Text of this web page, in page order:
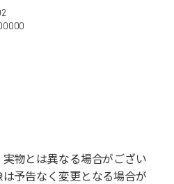
物とは異なる場合がござい
予告なく変更となる場合が